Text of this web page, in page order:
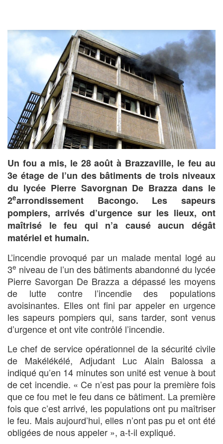
Un fou a mis, le 28 août à Brazzaville, le feu au
3e étage de l’un des bâtiments de trois niveaux
du lycée Pierre Savorgnan De Brazza dans le
2earrondissement Bacongo. Les sapeurs
pompiers, arrivés d’urgence sur les lieux, ont
maîtrisé le feu qui n’a causé aucun dégât
matériel et humain.
L’incendie provoqué par un malade mental logé au
3e niveau de l’un des bâtiments abandonné du lycée
Pierre Savorgan De Brazza a dépassé les moyens
de lutte contre l’incendie des populations
avoisinantes. Elles ont fini par appeler en urgence
les sapeurs pompiers qui, sans tarder, sont venus
d’urgence et ont vite contrôlé l’incendie.
Le chef de service opérationnel de la sécurité civile
de Makélékélé, Adjudant Luc Alain Balossa a
indiqué qu’en 14 minutes son unité est venue à bout
de cet incendie. « Ce n’est pas pour la première fois
que ce fou met le feu dans ce bâtiment. La première
fois que c’est arrivé, les populations ont pu maîtriser
le feu. Mais aujourd’hui, elles n’ont pas pu et ont été
obligées de nous appeler », a-t-il expliqué.